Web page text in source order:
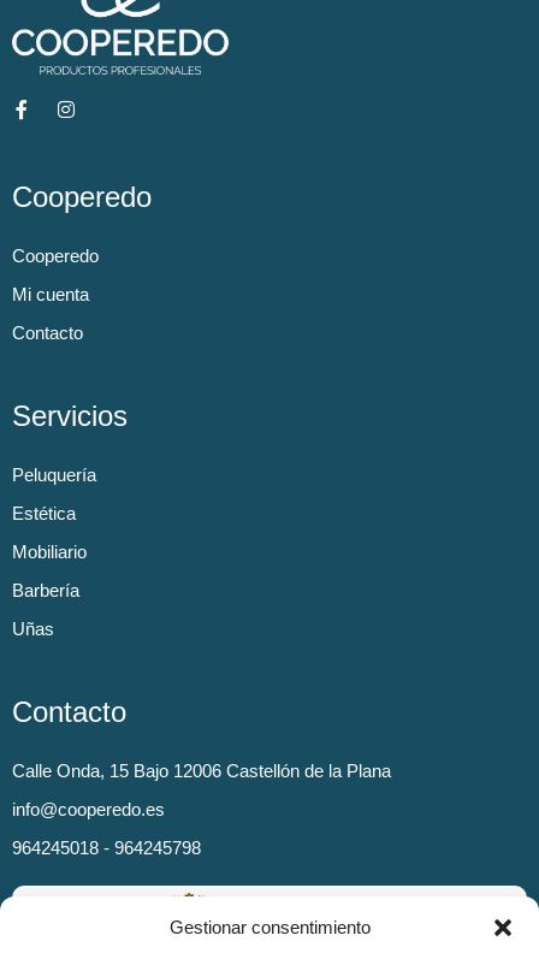
Gestionar consentimiento
Cooperedo
Cooperedo
Mi cuenta
Contacto
Servicios
Peluquería
Estética
Mobiliario
Barbería
Uñas
Contacto
Calle Onda, 15 Bajo 12006 Castellón de la Plana
info@cooperedo.es
964245018 - 964245798